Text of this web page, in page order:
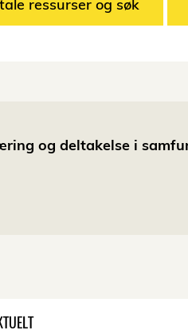
ressurser og søk
og deltakelse i